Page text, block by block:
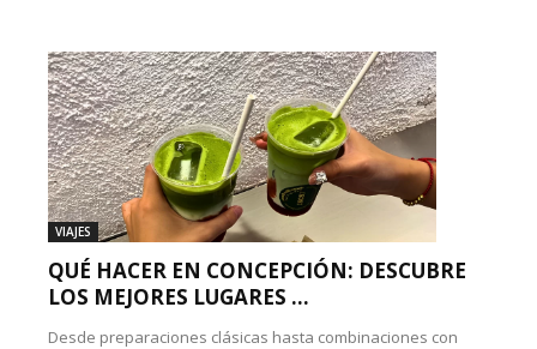
VIAJES
QUÉ HACER EN CONCEPCIÓN: DESCUBRE
LOS MEJORES LUGARES ...
Desde preparaciones clásicas hasta combinaciones con